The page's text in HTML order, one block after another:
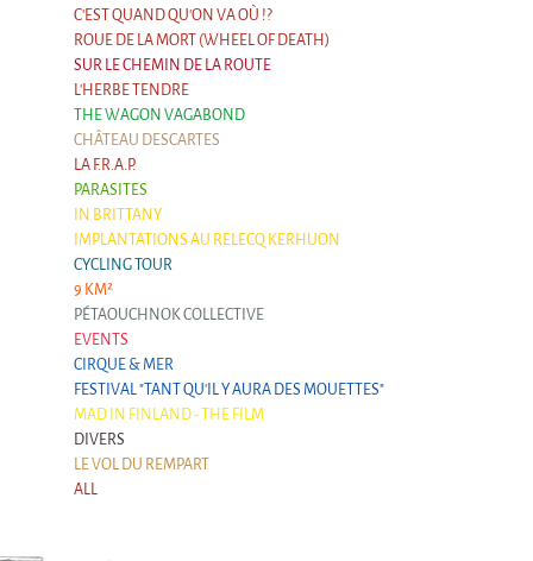
9 km²
Pétaouchnok Collective
Events
Cirque & Mer
Cirque & Mer
Cirque & Mer 2017- The little one
Previous editions
Festival "Tant qu'il y aura des Mouettes"
What's this?
Previous years
International
The approach
C'EST QUAND QU'ON VA OÙ !?
ROUE DE LA MORT (WHEEL OF DEATH)
SUR LE CHEMIN DE LA ROUTE
L'HERBE TENDRE
THE WAGON VAGABOND
CHÂTEAU DESCARTES
LA F.R.A.P.
PARASITES
IN BRITTANY
IMPLANTATIONS AU RELECQ KERHUON
CYCLING TOUR
9 KM²
PÉTAOUCHNOK COLLECTIVE
EVENTS
CIRQUE & MER
FESTIVAL "TANT QU'IL Y AURA DES MOUETTES"
MAD IN FINLAND - THE FILM
DIVERS
LE VOL DU REMPART
ALL